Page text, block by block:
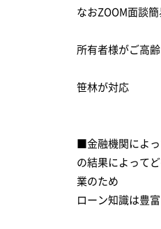
なおZOOM面談
所有者様がご高
笹林が対応
■金融機関によ
の結果によって
業のため
ローン知識は豊